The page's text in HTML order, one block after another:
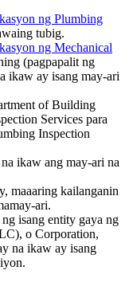
ng Plumbing
tubig.
ng Mechanical
(pagpapalit ng
ikaw ay isang may-ari
of Building
Services para
Inspection
ikaw ang may-ari na
maaaring kailanganin
ari.
isang entity gaya ng
o Corporation,
na ikaw ay isang